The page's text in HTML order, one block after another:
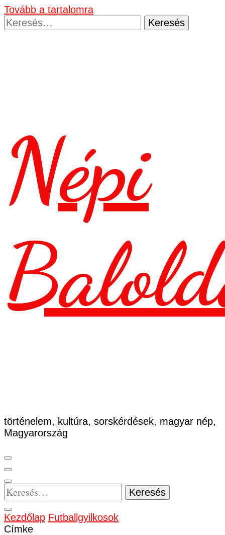
Tovább a tartalomra
Keresés:
Népi
történelem, kultúra, sorskérdések, magyar nép,
Magyarország
Keresés:
Kezdőlap Futballgyilkosok
Címke